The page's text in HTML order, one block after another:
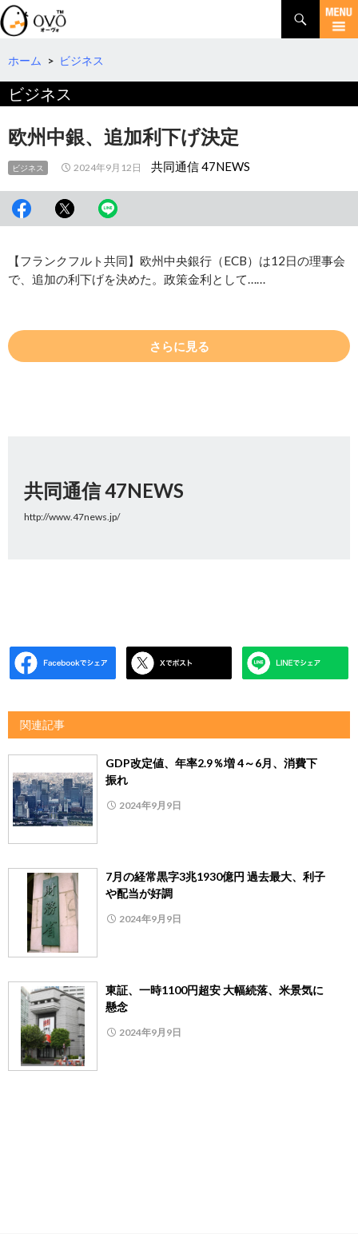
検
索
コ
テ
へ
移
動
ホーム > ビジネス
ビジネス
欧州中銀、追加利下げ決定
ビジネス 2024年9月12日 共同通信 47NEWS
【フランクフルト共同】欧州中央銀行（ECB）は12日の理事会
で、追加の利下げを決めた。政策金利として……
さらに見る
共同通信 47NEWS
http://www.47news.jp/
関連記事
GDP改定値、年率2.9％増 4～6月、消費下
振れ
2024年9月9日
7月の経常黒字3兆1930億円 過去最大、利子
や配当が好調
2024年9月9日
東証、一時1100円超安 大幅続落、米景気に
懸念
2024年9月9日